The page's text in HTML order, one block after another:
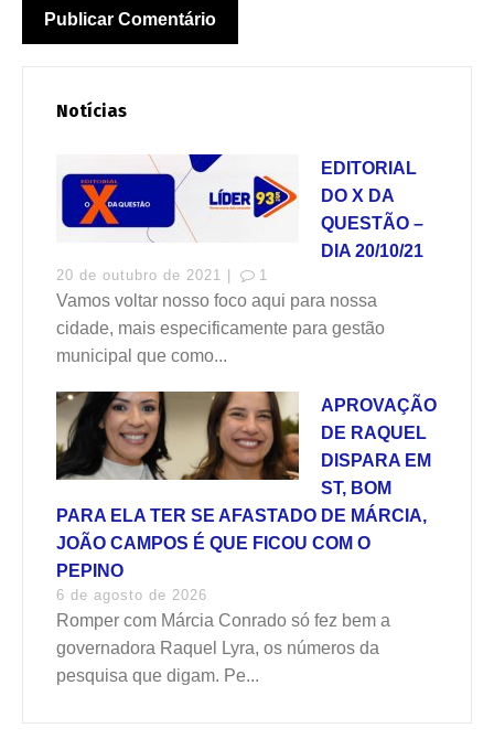
Notícias
EDITORIAL
DO X DA
QUESTÃO –
DIA 20/10/21
20 de outubro de 2021 | 1
Vamos voltar nosso foco aqui para nossa
cidade, mais especificamente para gestão
municipal que como...
APROVAÇÃO
DE RAQUEL
DISPARA EM
ST, BOM
PARA ELA TER SE AFASTADO DE MÁRCIA,
JOÃO CAMPOS É QUE FICOU COM O
PEPINO
6 de agosto de 2026
Romper com Márcia Conrado só fez bem a
governadora Raquel Lyra, os números da
pesquisa que digam. Pe...